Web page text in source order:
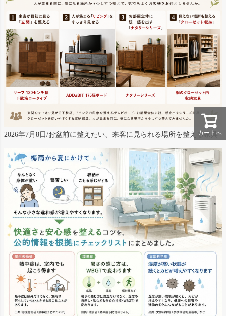
カートへ
2026年7月8日/お盆前に整えたい、来客に見られる場所を整える家具